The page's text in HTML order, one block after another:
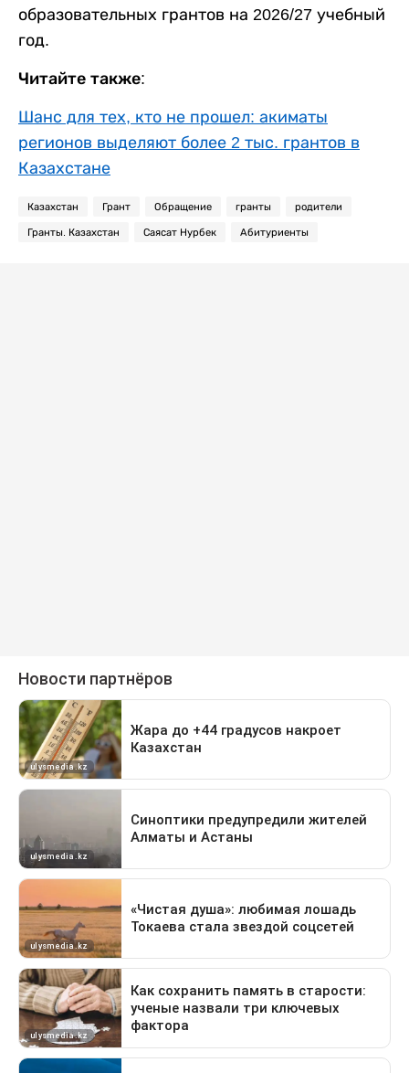
образовательных грантов на 2026/27 учебный
год.
Читайте также:
Шанс для тех, кто не прошел: акиматы
регионов выделяют более 2 тыс. грантов в
Казахстане
Казахстан Грант Обращение гранты родители
Гранты. Казахстан Саясат Нурбек Абитуриенты